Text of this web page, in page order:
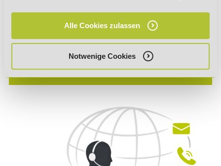
Alle Cookies zulassen
Notwenige Cookies
Geprüfter Handelsfachwirt (IHK)
Geprüfter Handelsfachwirt (IHK) -
AZAV